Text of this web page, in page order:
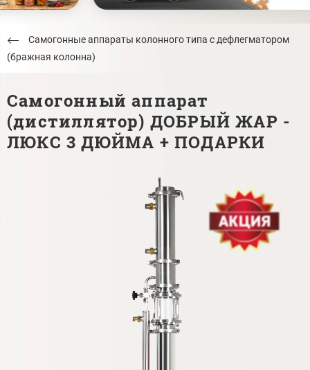
Самогонные аппараты колонного типа с дефлегматором
(бражная колонна)
Самогонный аппарат
(дистиллятор) ДОБРЫЙ ЖАР -
ЛЮКС 3 ДЮЙМА + ПОДАРКИ